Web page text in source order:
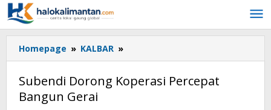
Lewati
ke
konten
Homepage » KALBAR »
Dorong
Percepat
Subendi Dorong Koperasi Percepat
Bangun Gerai